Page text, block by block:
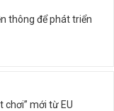
thông để phát triển
chơi” mới từ EU